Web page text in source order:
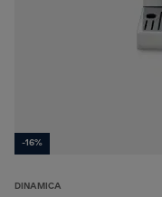
-16%
DINAMICA